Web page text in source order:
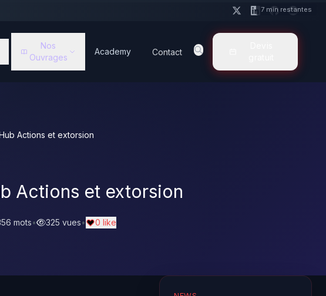
Nos
Ouvrages
Academy Contact
Actions et extorsion
Actions et extorsion
mots• 325 vues• 0 like
7 min restantes